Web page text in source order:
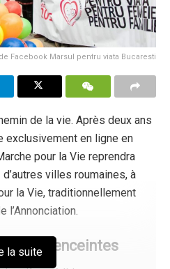
Facebook Marsul pentru viata Bucaresti
de la vie. Après deux ans
exclusivement en ligne en
pour la Vie reprendra
villes roumaines, à
la Vie, traditionnellement
l’Annonciation.
enceintes
la suite